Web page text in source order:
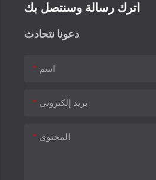
اترك رسالة وسنتصل بك
دعونا نتحادث
اسم
بريد إلكتروني
المحتوى